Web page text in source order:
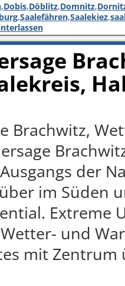
,Dobis,Döblitz,Domnitz,
,Saalefähren,Saalekiez,
Brachwitz,
der
im Süden
Extreme
und
mit